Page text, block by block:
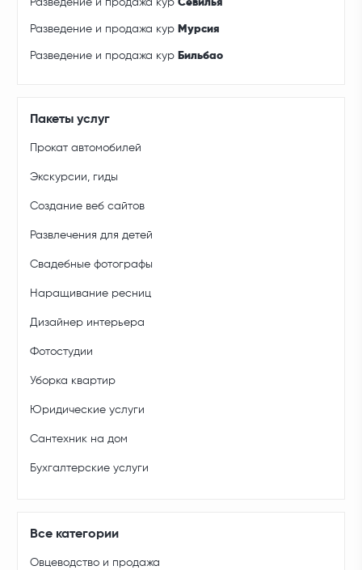
Разведение и продажа курСевилья
Разведение и продажа кур Мурсия
Разведение и продажа кур Бильбао
Пакеты услуг
Прокат автомобилей
Экскурсии, гиды
Создание веб сайтов
Развлечения для детей
Свадебные фотографы
Наращивание ресниц
Дизайнер интерьера
Фотостудии
Уборка квартир
Юридические услуги
Сантехник на дом
Бухгалтерские услуги
Все категории
Овцеводство и продажа